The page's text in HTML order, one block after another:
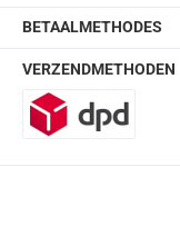
BETAALMETHODES
VERZENDMETHODEN